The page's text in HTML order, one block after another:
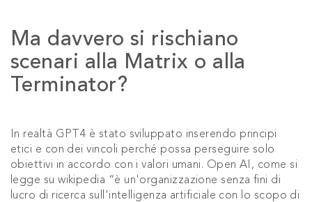
Ma davvero si rischiano
scenari alla Matrix o alla
Terminator?
In realtà GPT4 è stato sviluppato inserendo principi
etici e con dei vincoli perché possa perseguire solo
obiettivi in accordo con i valori umani. Open AI, come si
legge su wikipedia “è un'organizzazione senza fini di
lucro di ricerca sull'intelligenza artificiale con lo scopo di